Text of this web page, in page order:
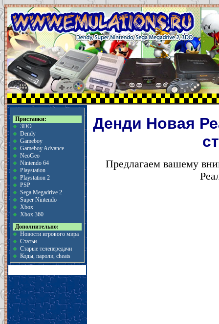
Приставки:
3DO
Dendy
Gameboy
Gameboy Advance
NeoGeo
Nintendo 64
Playstation
Playstation 2
PSP
Sega Megadrive 2
Super Nintendo
Xbox
Xbox 360
Дополнительно:
Новости игрового мира
Статьи
Старые телепередачи
Коды, пароли, cheats
Денди Новая
Предлагаем вашему